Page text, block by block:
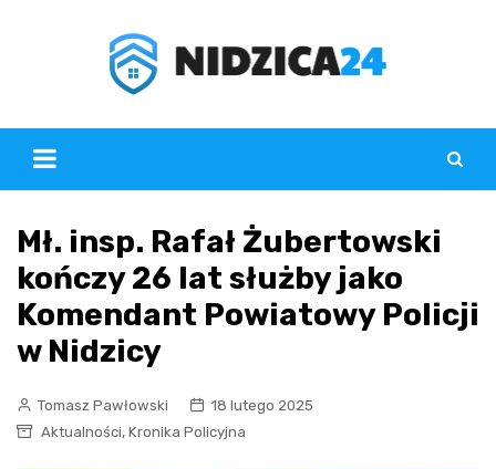
Mł. insp. Rafał Żubertowski
kończy 26 lat służby jako
Komendant Powiatowy Policji
w Nidzicy
Tomasz Pawłowski
18 lutego 2025
Aktualności, Kronika Policyjna